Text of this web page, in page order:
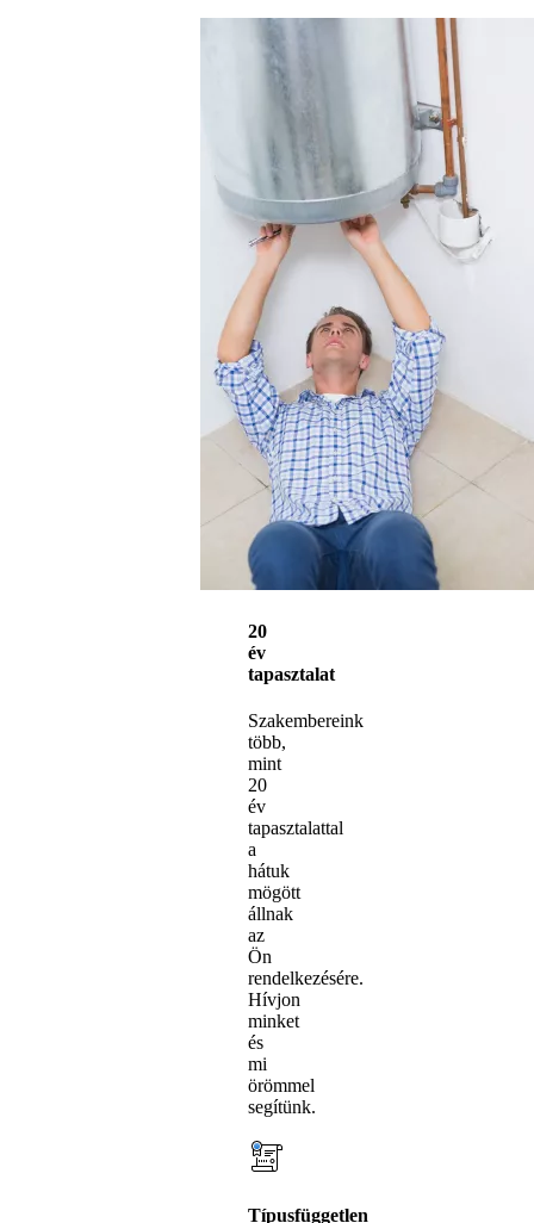
20
év
tapasztalat
Szakembereink
több,
mint
20
év
tapasztalattal
a
hátuk
mögött
állnak
az
Ön
rendelkezésére.
Hívjon
minket
és
mi
örömmel
segítünk.
Típusfüggetlen